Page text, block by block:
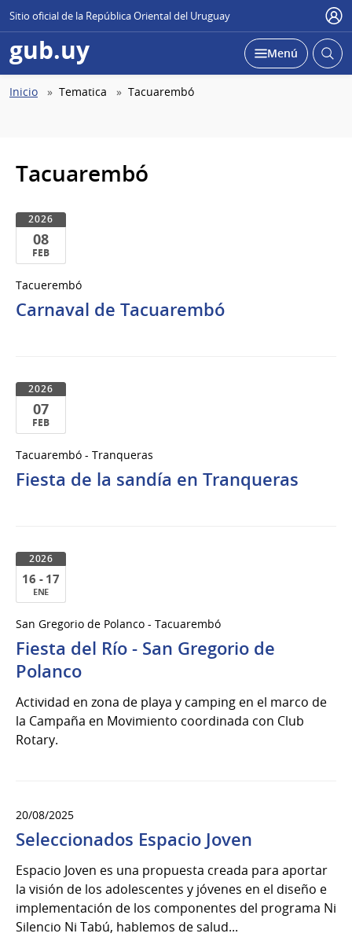
Sitio oficial de la República Oriental del Uruguay
gub.uy Abierta
Desplegar
Menú Abrir
Ruta
Inicio Tematica Tacuarembó
Tacuarembó
2026
08
FEB
de
Feb
Tacuerembó
Carnaval de Tacuarembó
2026
07
FEB
de
Feb
Tacuarembó - Tranqueras
Fiesta de la sandía en Tranqueras
2026
16 - 17
ENE
al
17
de
del
2026
San Gregorio de Polanco - Tacuarembó
Fiesta del Río - San Gregorio de
Polanco
Actividad en zona de playa y camping en el marco de
la Campaña en Movimiento coordinada con Club
Rotary.
20/08/2025
Seleccionados Espacio Joven
Espacio Joven es una propuesta creada para aportar
la visión de los adolescentes y jóvenes en el diseño e
implementación de los componentes del programa Ni
Silencio Ni Tabú, hablemos de salud...